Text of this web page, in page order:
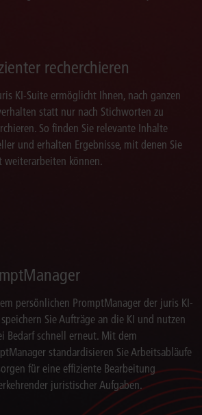
recherchieren
KI-Suite ermöglicht Ihnen, nach ganzen
statt nur nach Stichworten zu
So finden Sie relevante Inhalte
und erhalten Ergebnisse, mit denen Sie
weiterarbeiten können.
persönlichen PromptManager der juris KI-
Sie Aufträge an die KI und nutzen
Bedarf schnell erneut. Mit dem
standardisieren Sie Arbeitsabläufe
für eine effiziente Bearbeitung
juristischer Aufgaben.